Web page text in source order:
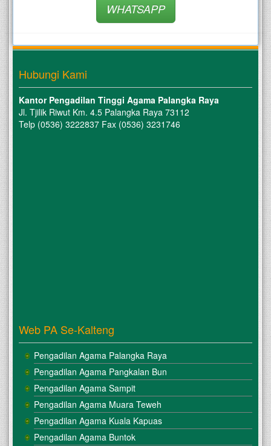
WHATSAPP
Hubungi Kami
Kantor Pengadilan Tinggi Agama Palangka Raya
Jl. Tjilik Riwut Km. 4.5 Palangka Raya 73112
Telp (0536) 3222837 Fax (0536) 3231746
Web PA Se-Kalteng
Pengadilan Agama Palangka Raya
Pengadilan Agama Pangkalan Bun
Pengadilan Agama Sampit
Pengadilan Agama Muara Teweh
Pengadilan Agama Kuala Kapuas
Pengadilan Agama Buntok